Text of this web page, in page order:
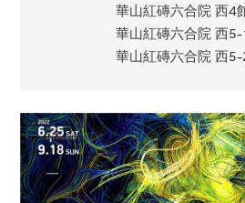
華山紅磚六合院 西4
華山紅磚六合院 西
華山紅磚六合院 西